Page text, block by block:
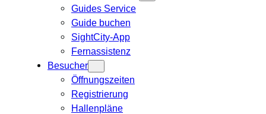
Guides Service
Guide buchen
SightCity-App
Fernassistenz
Besucher
Öffnungszeiten
Registrierung
Hallenpläne